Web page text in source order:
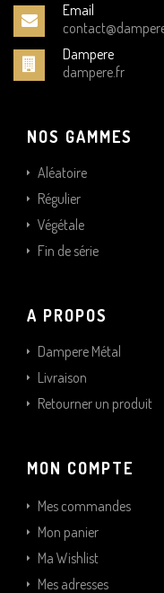
Email
Dampere
dampere.fr
NOS GAMMES
Aléatoire
Régulier
Végétale
Fin de série
A PROPOS
Dampere Métal
Livraison
Retourner un produit
MON COMPTE
Mes commandes
Mon panier
Ma Wishlist
Mes adresses